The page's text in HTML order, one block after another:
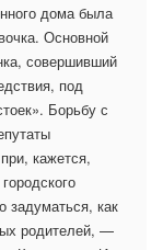
дома была
Основной
совершивший
под
Борьбу с
кажется,
задуматься, как
родителей, —